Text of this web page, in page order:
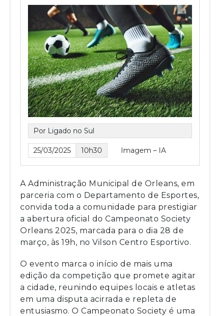
Por Ligado no Sul
25/03/2025 10h30 Imagem – IA
A Administração Municipal de Orleans, em
parceria com o Departamento de Esportes,
convida toda a comunidade para prestigiar
a abertura oficial do Campeonato Society
Orleans 2025, marcada para o dia 28 de
março, às 19h, no Vilson Centro Esportivo.
O evento marca o início de mais uma
edição da competição que promete agitar
a cidade, reunindo equipes locais e atletas
em uma disputa acirrada e repleta de
entusiasmo. O Campeonato Society é uma